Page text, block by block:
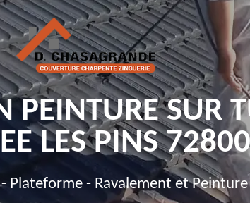
PEINTURE SUR
LES PINS
Plateforme - Ravalement et